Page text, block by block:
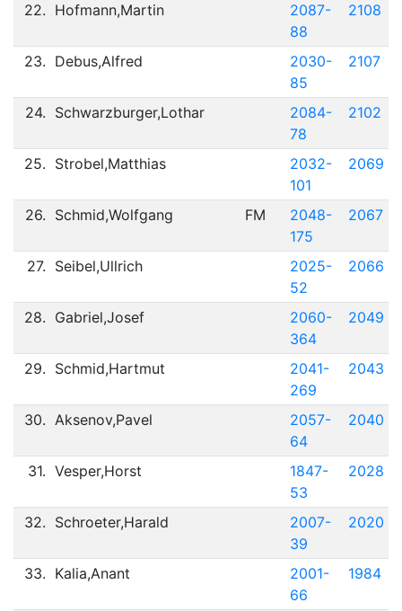
22. Hofmann,Martin
2087-
88
2108
23. Debus,Alfred
2030-
85
2107
24. Schwarzburger,Lothar
2084-
78
2102
25. Strobel,Matthias
2032-
101
2069
26. Schmid,Wolfgang FM
2048-
175
2067
27. Seibel,Ullrich
2025-
52
2066
28. Gabriel,Josef
2060-
364
2049
29. Schmid,Hartmut
2041-
269
2043
30. Aksenov,Pavel
2057-
64
2040
31. Vesper,Horst
1847-
53
2028
32. Schroeter,Harald
2007-
39
2020
33. Kalia,Anant
2001-
66
1984